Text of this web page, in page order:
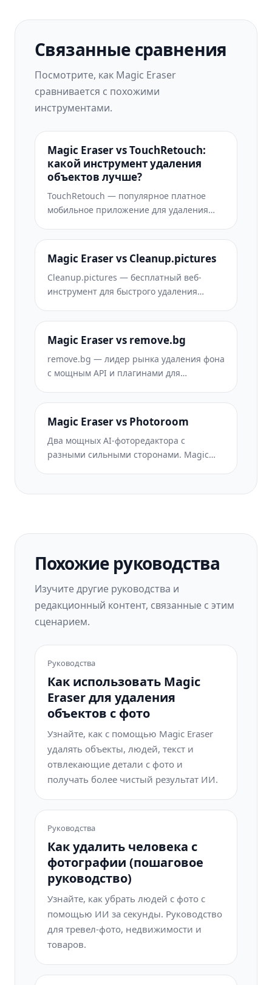
Связанные сравнения
Посмотрите, как Magic Eraser
сравнивается с похожими
инструментами.
Magic Eraser vs TouchRetouch:
какой инструмент удаления
объектов лучше?
TouchRetouch — популярное платное
мобильное приложение для удаления
предлагает бесплатное AI-
редактирование на любом устройстве
без установки. Сравните функции, цены
и удобство использования.
Magic Eraser vs Cleanup.pictures
Cleanup.pictures — бесплатный веб-
инструмент для быстрого удаления
инструментов ИИ-редактирования,
мобильные приложения и продвинутую
обработку. Сравните оба решения.
Magic Eraser vs remove.bg
remove.bg — лидер рынка удаления фона
с мощным API и плагинами для
предлагает восемь ИИ-инструментов —
от удаления объектов и генеративной
заливки до ИИ-улучшения и дизайна —
всё в одном редакторе.
Magic Eraser vs Photoroom
Два мощных AI-фоторедактора с
разными сильными сторонами. Magic
Photoroom отлично подходит для
Похожие руководства
Изучите другие руководства и
редакционный контент, связанные с этим
сценарием.
Руководства
Как использовать Magic
Eraser для удаления
объектов с фото
Узнайте, как с помощью Magic Eraser
удалять объекты, людей, текст и
отвлекающие детали с фото и
получать более чистый результат ИИ.
Руководства
Как удалить человека с
фотографии (пошаговое
руководство)
Узнайте, как убрать людей с фото с
помощью ИИ за секунды. Руководство
для тревел-фото, недвижимости и
товаров.